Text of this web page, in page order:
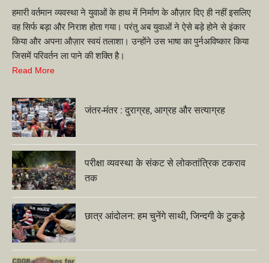
हमारी वर्तमान व्यवस्था ने युवाओं के हाथ में निर्माण के औज़ार दिए ही नहीं इसलिए
वह सिर्फ बड़ा और निराश होता गया। परंतु अब युवाओं ने ऐसे बड़े होने से इंकार
किया और अपना औज़ार स्वयं तलाशा। उन्होंने उस भाषा का पुर्नअविष्कार किया
जिसमें परिवर्तन ला पाने की शक्ति है।
Read More
जंतर-मंतर : दुराग्रह, आग्रह और सत्याग्रह
परीक्षा व्यवस्था के संकट से लोकतांत्रिक टकराव
तक
छात्र आंदोलन: हम चुनेंगे साथी, जिन्दगी के टुकड़े